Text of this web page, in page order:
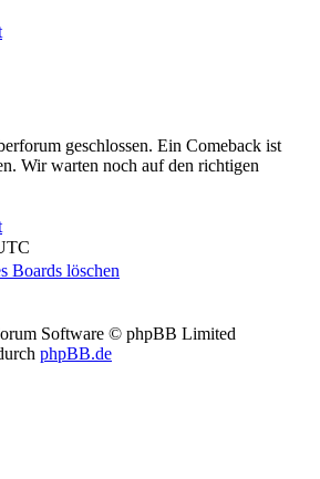
geschlossen. Ein Comeback ist
Wir warten noch auf den richtigen
Boards löschen
Software © phpBB Limited
phpBB.de